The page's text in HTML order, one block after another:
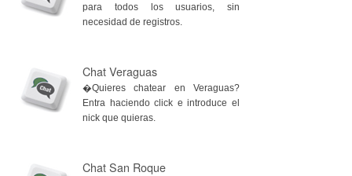
para todos los usuarios, sin
necesidad de registros.
Chat Veraguas
�Quieres chatear en Veraguas?
Entra haciendo click e introduce el
nick que quieras.
Chat San Roque